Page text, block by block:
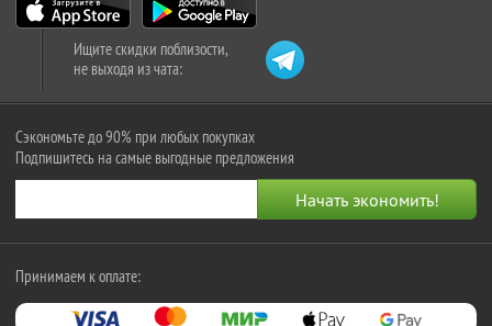
Ищите скидки поблизости,
не выходя из чата:
Сэкономьте до 90% при любых покупках
Подпишитесь на самые выгодные предложения
Принимаем к оплате: